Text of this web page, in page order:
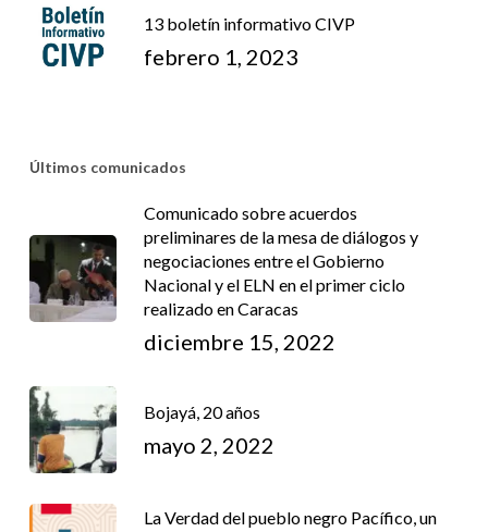
13 boletín informativo CIVP
febrero 1, 2023
Últimos comunicados
Comunicado sobre acuerdos
preliminares de la mesa de diálogos y
negociaciones entre el Gobierno
Nacional y el ELN en el primer ciclo
realizado en Caracas
diciembre 15, 2022
Bojayá, 20 años
mayo 2, 2022
La Verdad del pueblo negro Pacífico, un